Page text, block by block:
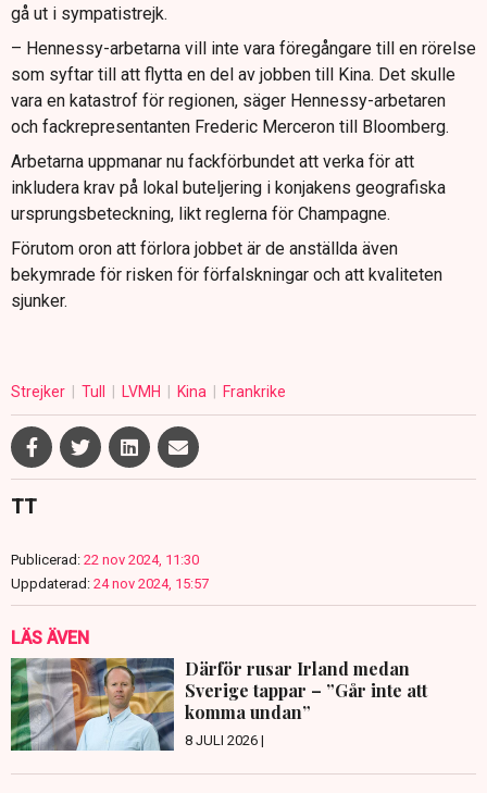
gå ut i sympatistrejk.
– Hennessy-arbetarna vill inte vara föregångare till en rörelse
som syftar till att flytta en del av jobben till Kina. Det skulle
vara en katastrof för regionen, säger Hennessy-arbetaren
och fackrepresentanten Frederic Merceron till Bloomberg.
Arbetarna uppmanar nu fackförbundet att verka för att
inkludera krav på lokal buteljering i konjakens geografiska
ursprungsbeteckning, likt reglerna för Champagne.
Förutom oron att förlora jobbet är de anställda även
bekymrade för risken för förfalskningar och att kvaliteten
sjunker.
Strejker Tull LVMH Kina Frankrike
TT
Publicerad: 22 nov 2024, 11:30
Uppdaterad: 24 nov 2024, 15:57
LÄS ÄVEN
Därför rusar Irland medan
Sverige tappar – ”Går inte att
komma undan”
8 JULI 2026 |